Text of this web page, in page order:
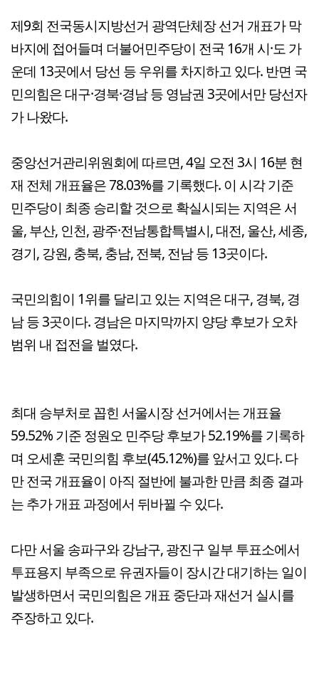
제9회 전국동시지방선거 광역단체장 선거 개표가 막
바지에 접어들며 더불어민주당이 전국 16개 시·도 가
운데 13곳에서 당선 등 우위를 차지하고 있다. 반면 국
민의힘은 대구·경북·경남 등 영남권 3곳에서만 당선자
가 나왔다.
중앙선거관리위원회에 따르면, 4일 오전 3시 16분 현
재 전체 개표율은 78.03%를 기록했다. 이 시각 기준
민주당이 최종 승리할 것으로 확실시되는 지역은 서
울, 부산, 인천, 광주·전남통합특별시, 대전, 울산, 세종,
경기, 강원, 충북, 충남, 전북, 전남 등 13곳이다.
국민의힘이 1위를 달리고 있는 지역은 대구, 경북, 경
남 등 3곳이다. 경남은 마지막까지 양당 후보가 오차
범위 내 접전을 벌였다.
최대 승부처로 꼽힌 서울시장 선거에서는 개표율
59.52% 기준 정원오 민주당 후보가 52.19%를 기록하
며 오세훈 국민의힘 후보(45.12%)를 앞서고 있다. 다
만 전국 개표율이 아직 절반에 불과한 만큼 최종 결과
는 추가 개표 과정에서 뒤바뀔 수 있다.
다만 서울 송파구와 강남구, 광진구 일부 투표소에서
투표용지 부족으로 유권자들이 장시간 대기하는 일이
발생하면서 국민의힘은 개표 중단과 재선거 실시를
주장하고 있다.